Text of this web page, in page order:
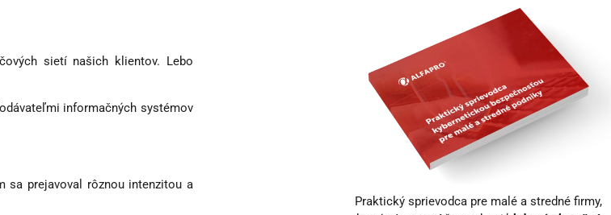
sietí našich klientov. Lebo
informačných systémov
sa prejavoval rôznou intenzitou a
Praktický sprievodca pre malé a stredné firmy,